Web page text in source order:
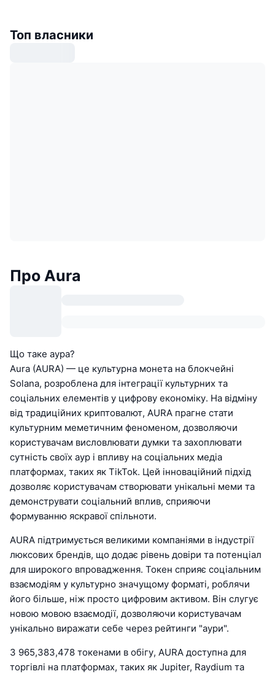
Топ власники
Про Aura
Що таке аура?
Aura (AURA) — це культурна монета на блокчейні
Solana, розроблена для інтеграції культурних та
соціальних елементів у цифрову економіку. На відміну
від традиційних криптовалют, AURA прагне стати
культурним меметичним феноменом, дозволяючи
користувачам висловлювати думки та захоплювати
сутність своїх аур і впливу на соціальних медіа
платформах, таких як TikTok. Цей інноваційний підхід
дозволяє користувачам створювати унікальні меми та
демонструвати соціальний вплив, сприяючи
формуванню яскравої спільноти.
AURA підтримується великими компаніями в індустрії
люксових брендів, що додає рівень довіри та потенціал
для широкого впровадження. Токен сприяє соціальним
взаємодіям у культурно значущому форматі, роблячи
його більше, ніж просто цифровим активом. Він слугує
новою мовою взаємодії, дозволяючи користувачам
унікально виражати себе через рейтинги "аури".
З 965,383,478 токенами в обігу, AURA доступна для
торгівлі на платформах, таких як Jupiter, Raydium та